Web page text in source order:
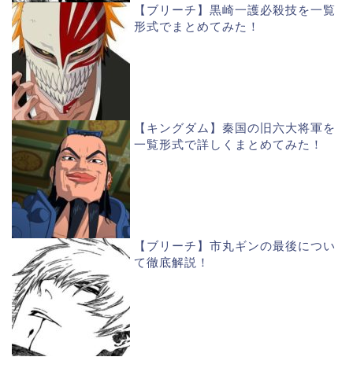
【ブリーチ】黒崎一護必殺技を一覧
形式でまとめてみた！
【キングダム】秦国の旧六大将軍を
一覧形式で詳しくまとめてみた！
【ブリーチ】市丸ギンの最後につい
て徹底解説！